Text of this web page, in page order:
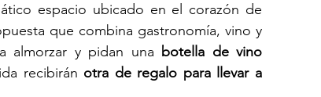
que combina gastronomía, vino y
almorzar y pidan una botella de vino
recibirán otra de regalo para llevar a